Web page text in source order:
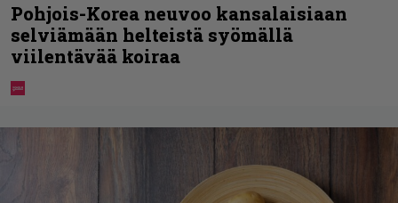
Pohjois-Korea neuvoo kansalaisiaan
selviämään helteistä syömällä
viilentävää koiraa